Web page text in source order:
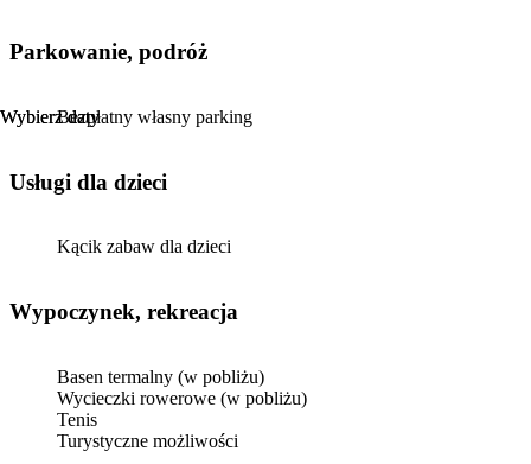
Wybierz daty
Wybierz daty
Parkowanie, podróż
Bezpłatny własny parking
usługi dla dzieci
Kącik zabaw dla dzieci
Wypoczynek, rekreacja
Basen termalny (w pobliżu)
Wycieczki rowerowe (w pobliżu)
Tenis
Turystyczne możliwości